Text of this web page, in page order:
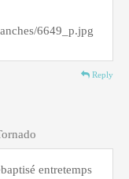
6649_p.jpg
Reply
entretemps